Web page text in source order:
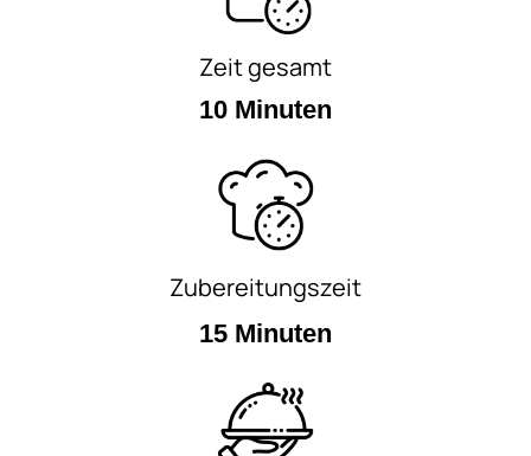
Zeit gesamt
10 Minuten
Zubereitungszeit
15 Minuten